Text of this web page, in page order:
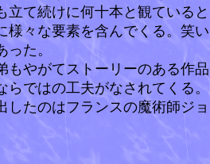
て続けに何十本と観ていると
様々な要素を含んでくる。笑い
た。
やがてストーリーのある作品
らではの工夫がなされてくる。
たのはフランスの魔術師ジョ